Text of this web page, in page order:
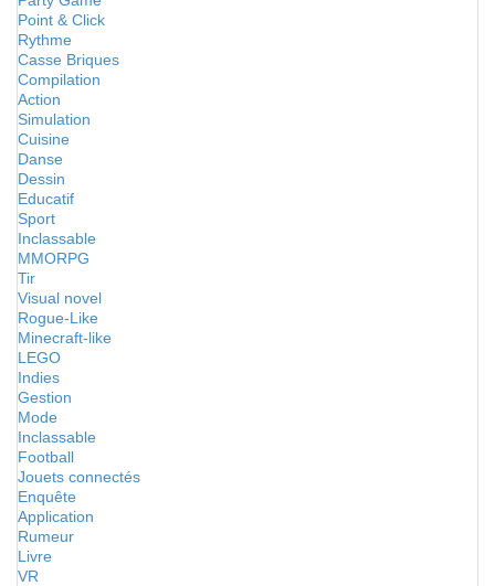
Point & Click
Rythme
Casse Briques
Compilation
Action
Simulation
Cuisine
Danse
Dessin
Educatif
Sport
Inclassable
MMORPG
Tir
Visual novel
Rogue-Like
Minecraft-like
LEGO
Indies
Gestion
Mode
Inclassable
Football
Jouets connectés
Enquête
Application
Rumeur
Livre
VR